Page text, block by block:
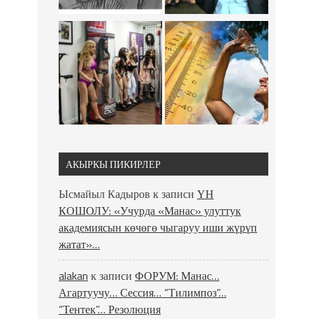
АКЫРКЫ ПИКИРЛЕР
Ысмайыл Кадыров к записи ҮН
КОШОЛУ: «Учурда «Манас» улуттук
академиясын көчөгө чыгаруу иши жүрүп
жатат»…
alakan к записи ФОРУМ: Манас…
Агартуучу… Сессия… “Тилимпоз”…
“Тентек”… Резолюция